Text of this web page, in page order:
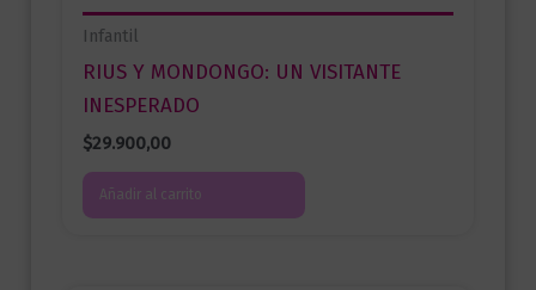
Infantil
RIUS Y MONDONGO: UN VISITANTE
INESPERADO
$29.900,00
Añadir al carrito